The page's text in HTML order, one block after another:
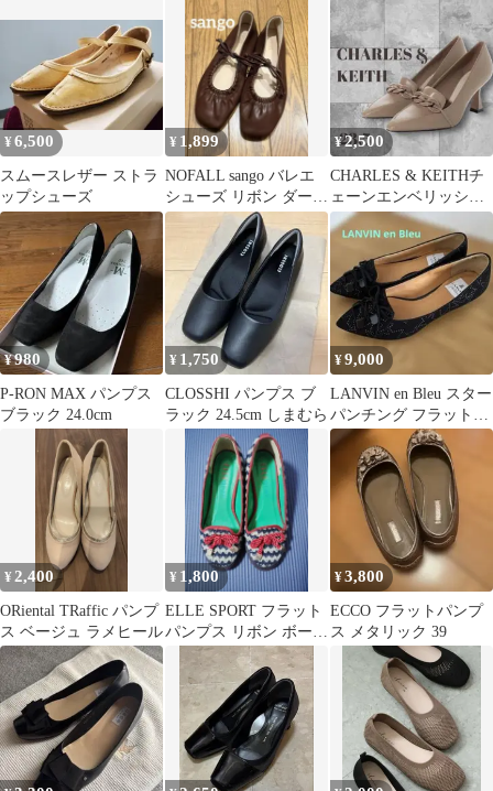
¥6,500
スムースレザー ストラ
ップシューズ
¥ 1,899
NOFALL sango バレエ
シューズ リボン ダーク
ブラウン M
¥2,500
CHARLES & KEITHチ
ェーンエンベリッシュ
ド ローファーパンプス
¥980
P-RON MAX パンプス
ブラック 24.0cm
¥ 1,750
CLOSSHI パンプス ブ
ラック 24.5cm しまむら
¥9,000
LANVIN en Bleu スター
パンチング フラットシ
ューズ 23cm
¥ 2,400
ORiental TRaffic パンプ
ス ベージュ ラメヒール
¥ 1,800
ELLE SPORT フラット
パンプス リボン ボーダ
¥3,800
ECCO フラットパンプ
ス メタリック 39